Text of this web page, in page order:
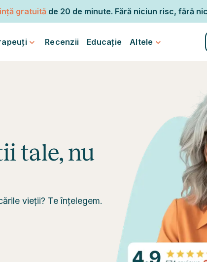
gratuită de 20 de minute. Fără niciun risc, fără
Recenzii Educație Altele
tale, nu
vieții? Te înțelegem.